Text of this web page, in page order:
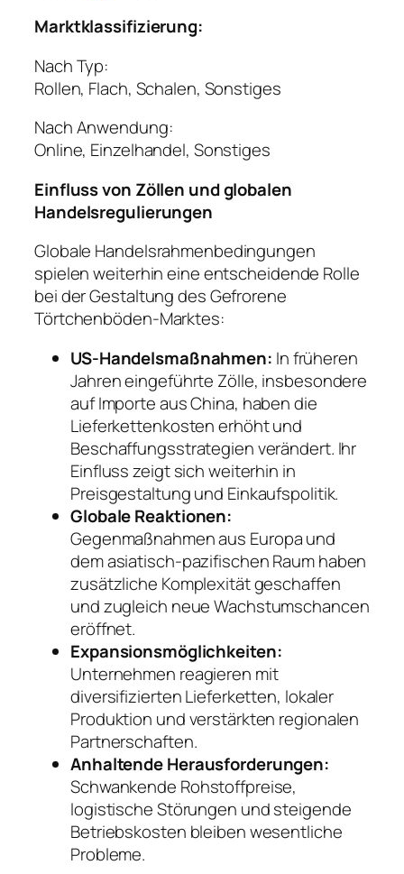
Marktklassifizierung:
Nach Typ:
Rollen, Flach, Schalen, Sonstiges
Nach Anwendung:
Online, Einzelhandel, Sonstiges
Einfluss von Zöllen und globalen
Handelsregulierungen
Globale Handelsrahmenbedingungen
spielen weiterhin eine entscheidende Rolle
bei der Gestaltung des Gefrorene
Törtchenböden-Marktes:
US-Handelsmaßnahmen: In früheren
Jahren eingeführte Zölle, insbesondere
auf Importe aus China, haben die
Lieferkettenkosten erhöht und
Beschaffungsstrategien verändert. Ihr
Einfluss zeigt sich weiterhin in
Preisgestaltung und Einkaufspolitik.
Globale Reaktionen:
Gegenmaßnahmen aus Europa und
dem asiatisch-pazifischen Raum haben
zusätzliche Komplexität geschaffen
und zugleich neue Wachstumschancen
eröffnet.
Expansionsmöglichkeiten:
Unternehmen reagieren mit
diversifizierten Lieferketten, lokaler
Produktion und verstärkten regionalen
Partnerschaften.
Anhaltende Herausforderungen:
Schwankende Rohstoffpreise,
logistische Störungen und steigende
Betriebskosten bleiben wesentliche
Probleme.